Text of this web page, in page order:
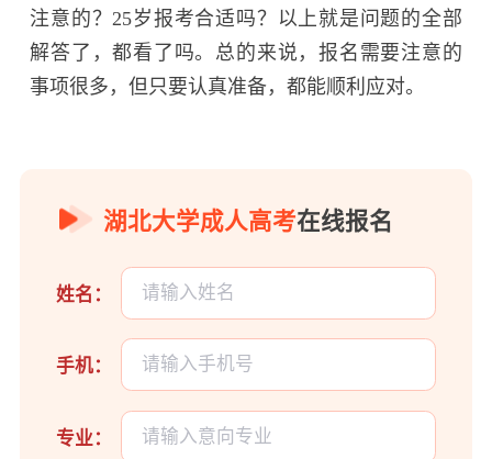
注意的？25岁报考合适吗？以上就是问题的全部
解答了，都看了吗。总的来说，报名需要注意的
事项很多，但只要认真准备，都能顺利应对。
湖北大学成人高考在线报名
姓名：
手机：
专业：